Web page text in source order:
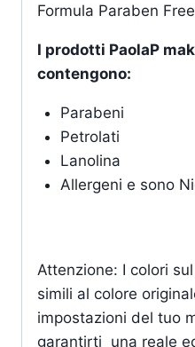
Formula Paraben
I prodotti PaolaP
contengono:
Parabeni
Petrolati
Lanolina
Allergeni e sono
Attenzione: I colori
simili al colore
impostazioni del tuo
garantirti una reale